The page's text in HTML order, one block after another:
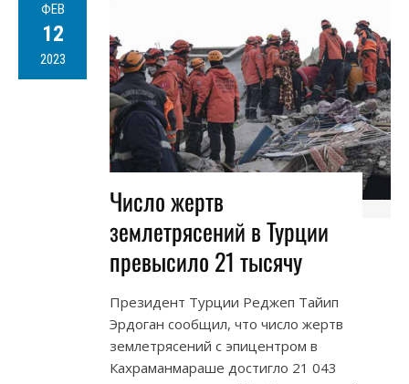
ФЕВ
12
2023
Число жертв
землетрясений в Турции
превысило 21 тысячу
Президент Турции Реджеп Тайип
Эрдоган сообщил, что число жертв
землетрясений с эпицентром в
Кахраманмараше достигло 21 043